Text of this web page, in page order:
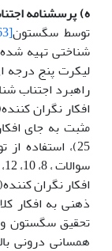
ه) پرسشنامه
توسط سگستون[63]
لیکرت پنج درجه
راهبرد اجتناب
25)، استفاده